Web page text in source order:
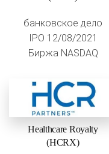
банковское дело
IPO 12/08/2021
Биржа NASDAQ
Healthcare Royalty
(HCRX)